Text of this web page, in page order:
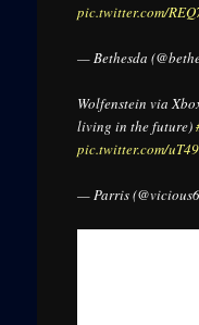
pic.twitter.com/
— Bethesda
Wolfenstein via
living in the future)
pic.twitter.com/
— Parris